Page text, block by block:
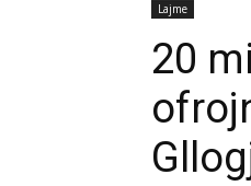
Lajme
20